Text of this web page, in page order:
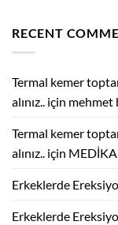
için
Arasındaki
Yeniye
Aile.
için
RECENT
Termal kemer
alınız.. için mehmet
Termal kemer
alınız.. için
Erkeklerde
Erkeklerde